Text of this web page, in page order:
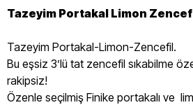
Tazeyim Portakal Limon
Tazeyim Portakal-Limon-Zencefil.
Bu eşsiz 3’lü tat zencefil sıkabilme
rakipsiz!
Özenle seçilmiş Finike portakalı ve